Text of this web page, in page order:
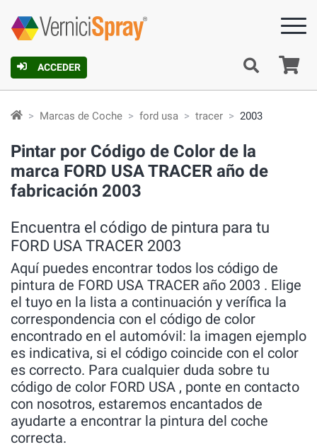
ACCEDER
Marcas de Coche ford usa tracer 2003
Pintar por Código de Color de la
marca FORD USA TRACER año de
fabricación 2003
Encuentra el código de pintura para tu
FORD USA TRACER 2003
Aquí puedes encontrar todos los código de
pintura de FORD USA TRACER año 2003 . Elige
el tuyo en la lista a continuación y verífica la
correspondencia con el código de color
encontrado en el automóvil: la imagen ejemplo
es indicativa, si el código coincide con el color
es correcto. Para cualquier duda sobre tu
código de color FORD USA , ponte en contacto
con nosotros, estaremos encantados de
ayudarte a encontrar la pintura del coche
correcta.